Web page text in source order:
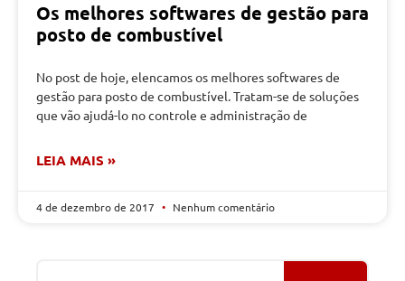
Os melhores softwares de gestão para
posto de combustível
No post de hoje, elencamos os melhores softwares de
gestão para posto de combustível. Tratam-se de soluções
que vão ajudá-lo no controle e administração de
LEIA MAIS »
4 de dezembro de 2017 Nenhum comentário